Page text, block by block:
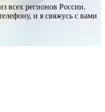
всех регионов России.
и я свяжусь с вами